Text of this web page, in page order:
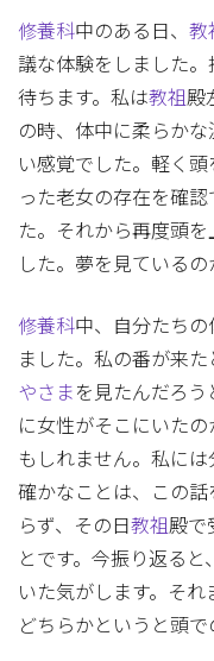
修養科中のある日、 教
議な体験をしました。
待ちます。私は教祖殿
の時、体中に柔らか
い感覚でした。軽く
った老女の存在を確
た。それから再度頭
した。夢を見ているの
修養科中、自分たち
ました。私の番が来た
やさま を見たんだろ
に女性がそこにいた
もしれません。私には
確かなことは、この
らず、その日教祖殿で
とです。今振り返ると
いた気がします。それ
どちらかというと頭で